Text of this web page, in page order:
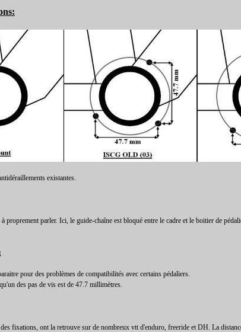
existantes.
proprement parler. Ici, le guide-chaîne est bloqué entre le cadre et le boitier de
pour des problèmes de compatibilités avec certains pédaliers.
des pas de vis est de 47.7 millimètres.
fixations, ont la retrouve sur de nombreux vtt d'enduro, freeride et DH. La